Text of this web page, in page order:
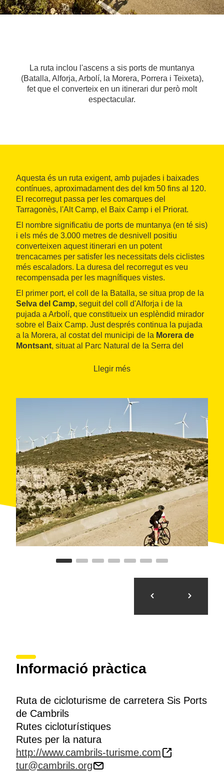
La ruta inclou l'ascens a sis ports de muntanya
(Batalla, Alforja, Arbolí, la Morera, Porrera i Teixeta),
fet que el converteix en un itinerari dur però molt
espectacular.
Aquesta és un ruta exigent, amb pujades i baixades
contínues, aproximadament des del km 50 fins al 120.
El recorregut passa per les comarques del
Tarragonès, l'Alt Camp, el Baix Camp i el Priorat.
El nombre significatiu de ports de muntanya (en té sis)
i els més de 3.000 metres de desnivell positiu
converteixen aquest itinerari en un potent
trencacames per satisfer les necessitats dels ciclistes
més escaladors. La duresa del recorregut es veu
recompensada per les magnífiques vistes.
El primer port, el coll de la Batalla, se situa prop de la
Selva del Camp, seguit del coll d'Alforja i de la
pujada a Arbolí, que constitueix un esplèndid mirador
sobre el Baix Camp. Just després continua la pujada
a la Morera, al costat del municipi de la Morera de
Montsant, situat al Parc Natural de la Serra del
el Priorat i arriba fins als Ports de Tortosa-Beseit.
Una altra pujada cap al coll de Porrera, a
Porrera
posarà a prova les capacitats dels esportistes. Per
això, un passeig per l'ermita de sant Antoni Abat, del
s. XVII, situada al cim d'un turó, pot ser un bon
incentiu per assolir l'objectiu.
El darrer port, el coll de la Teixeta, a prop dels
municipis deDuesaigüesiRiudecanyes, és a la
serra de Pradell, amb una alçària màxima de 762
metres, i ofereix uns balcons magnífics al Camp de
Tarragona i vistes al Montsant, les muntanyes de
Prades i el mar. Després d'aquest regal per a la vista,
només resta iniciar el descens de tornada a Cambrils.
Llegir més
Informació pràctica
Ruta de cicloturisme de carretera Sis Ports
de Cambrils
Rutes cicloturístiques
Rutes per la natura
http://www.cambrils-turisme.com
tur@cambrils.org